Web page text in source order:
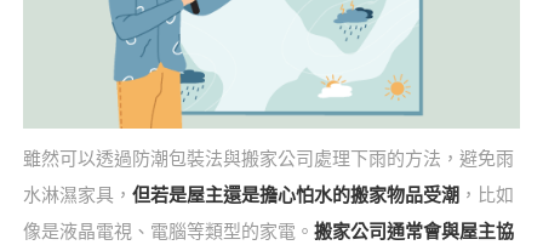
雖然可以透過防潮包裝法與搬家公司處理下雨的方法，避免雨
水淋濕家具， 但若是屋主還是擔心怕水的搬家物品受潮 ，比如
像是液晶電視、電腦等類型的家電。 搬家公司通常會與屋主協